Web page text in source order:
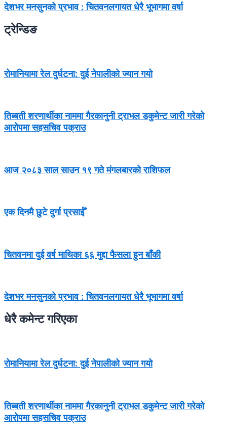
देशभर मनसुनको प्रभाव : चितवनलगायत धेरै भूभागमा वर्षा
ट्रेन्डिङ
रोमानियामा रेल दुर्घटना: दुई नेपालीको ज्यान गयो
तिब्बती शरणार्थीका नाममा गैरकानुनी ट्राभल डकुमेन्ट जारी गरेको
आरोपमा सहसचिव पक्राउ
आज २०८३ साल साउन १९ गते मंगलबारको राशिफल
एक दिनमै छुटे दुर्गा प्रसाईँ
चितवनमा दुई वर्ष माथिका ६६ मुद्दा फैसला हुन बाँकी
देशभर मनसुनको प्रभाव : चितवनलगायत धेरै भूभागमा वर्षा
धेरै कमेन्ट गरिएका
रोमानियामा रेल दुर्घटना: दुई नेपालीको ज्यान गयो
तिब्बती शरणार्थीका नाममा गैरकानुनी ट्राभल डकुमेन्ट जारी गरेको
आरोपमा सहसचिव पक्राउ